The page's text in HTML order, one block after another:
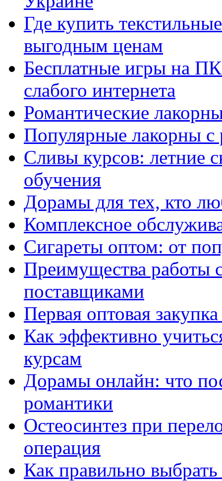
Где купить
выгодным ценам
Бесплатные игры на
слабого интернета
Романтические
Популярные лакорны с
Сливы курсов: летние
обучения
Дорамы для тех, кто
Комплексное
Сигареты оптом: от
Преимущества работы
поставщиками
Первая оптовая
Как эффективно
курсам
Дорамы онлайн: что
романтики
Остеосинтез при
операция
Как правильно